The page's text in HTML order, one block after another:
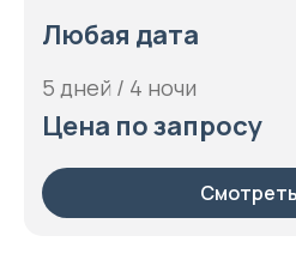
Любая дата
5 дней / 4 ночи
Цена по запросу